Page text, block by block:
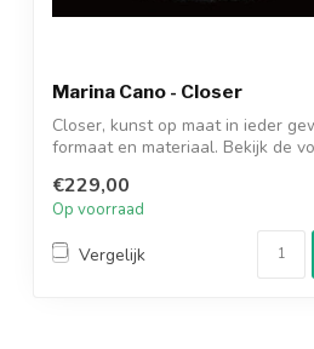
Marina Cano - Closer
Closer, kunst op maat in ieder
formaat en materiaal. Bekijk de
€229,00
Op voorraad
Vergelijk